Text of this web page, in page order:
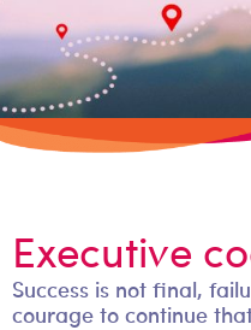
Executive
Success is not final,
courage to continue